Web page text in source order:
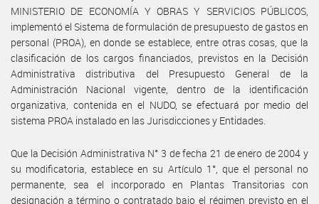
MINISTERIO DE ECONOMÍA Y OBRAS Y SERVICIOS PÚBLICOS,
implementó el Sistema de formulación de presupuesto de gastos en
personal (PROA), en donde se establece, entre otras cosas, que la
clasificación de los cargos financiados, previstos en la Decisión
Administrativa distributiva del Presupuesto General de la
Administración Nacional vigente, dentro de la identificación
organizativa, contenida en el NUDO, se efectuará por medio del
sistema PROA instalado en las Jurisdicciones y Entidades.
Que la Decisión Administrativa N° 3 de fecha 21 de enero de 2004 y
su modificatoria, establece en su Artículo 1°, que el personal no
permanente, sea el incorporado en Plantas Transitorias con
designación a término o contratado bajo el régimen previsto en el